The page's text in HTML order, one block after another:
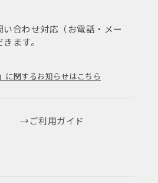
合わせ対応（お電話・メー
ます。
に関するお知らせはこちら
ご利用ガイド